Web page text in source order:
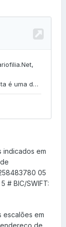
indicados em
05
# BIC/SWIFT:
escalões em
de